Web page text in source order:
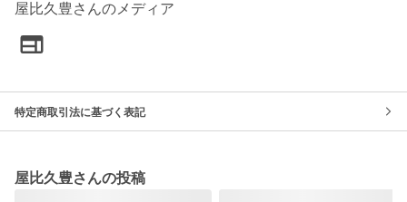
屋比久豊さんのメディア
特定商取引法に基づく表記
屋比久豊さんの投稿